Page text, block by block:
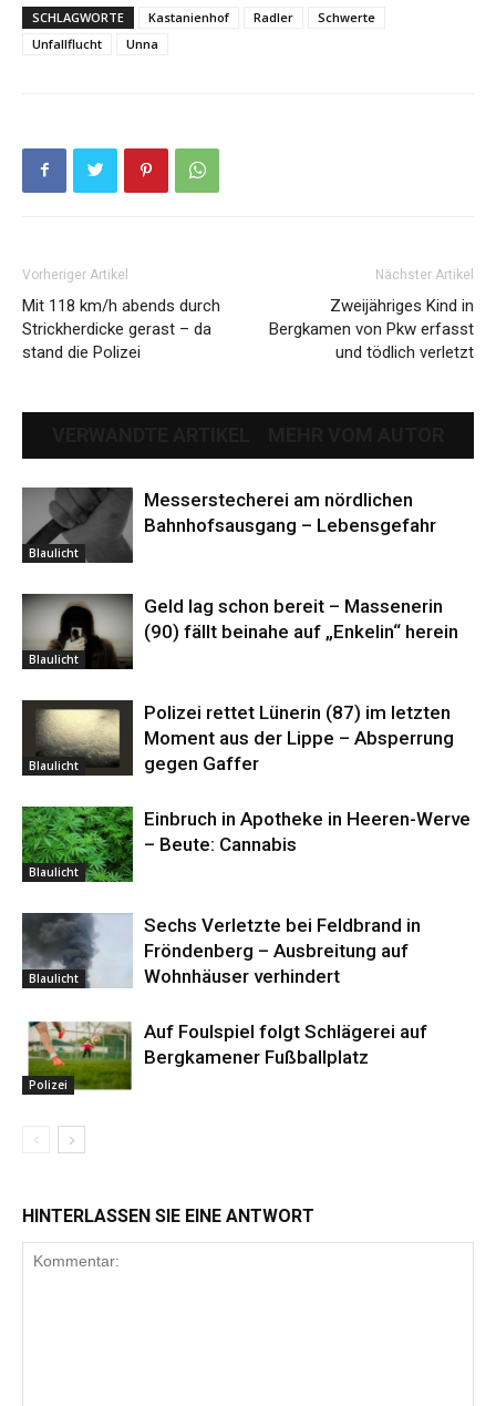
SCHLAGWORTE Kastanienhof Radler
Schwerte
Unfallflucht
Unna
Vorheriger Artikel
Mit 118 km/h abends durch
Strickherdicke gerast – da
stand die Polizei
Nächster Artikel
Zweijähriges Kind in
Bergkamen von Pkw erfasst
und tödlich verletzt
Blaulicht
Messerstecherei am nördlichen
Bahnhofsausgang – Lebensgefahr
Blaulicht
Geld lag schon bereit – Massenerin
(90) fällt beinahe auf „Enkelin“ herein
Blaulicht
Polizei rettet Lünerin (87) im letzten
Moment aus der Lippe – Absperrung
gegen Gaffer
Blaulicht
Einbruch in Apotheke in Heeren-Werve
– Beute: Cannabis
Blaulicht
Sechs Verletzte bei Feldbrand in
Fröndenberg – Ausbreitung auf
Wohnhäuser verhindert
Polizei
Auf Foulspiel folgt Schlägerei auf
Bergkamener Fußballplatz
HINTERLASSEN SIE EINE ANTWORT